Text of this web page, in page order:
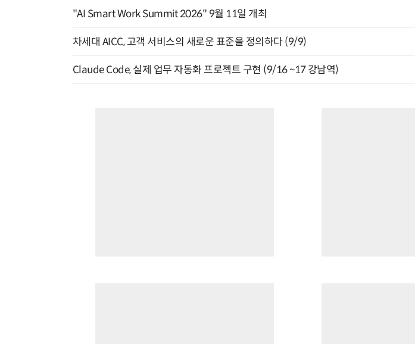
"AI Smart Work Summit 2026" 9월 11일 개최
차세대 AICC, 고객 서비스의 새로운 표준을 정의하다 (9/9)
Claude Code, 실제 업무 자동화 프로젝트 구현 (9/16 ~17 강남역)